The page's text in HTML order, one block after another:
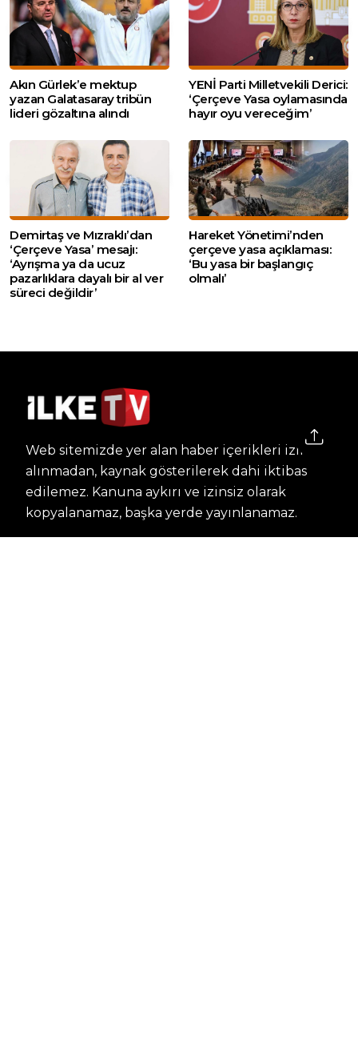
Akın Gürlek’e mektup
yazan Galatasaray tribün
lideri gözaltına alındı
YENİ Parti Milletvekili Derici:
‘Çerçeve Yasa oylamasında
hayır oyu vereceğim’
Demirtaş ve Mızraklı’dan
‘Çerçeve Yasa’ mesajı:
‘Ayrışma ya da ucuz
pazarlıklara dayalı bir al ver
süreci değildir’
Hareket Yönetimi’nden
çerçeve yasa açıklaması:
‘Bu yasa bir başlangıç
olmalı’
Web sitemizde yer alan haber içerikleri izin
alınmadan, kaynak gösterilerek dahi iktibas
edilemez. Kanuna aykırı ve izinsiz olarak
kopyalanamaz, başka yerde yayınlanamaz.